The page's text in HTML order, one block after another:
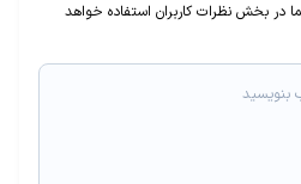
در بخش نظرات کاربران استفاده خواهد